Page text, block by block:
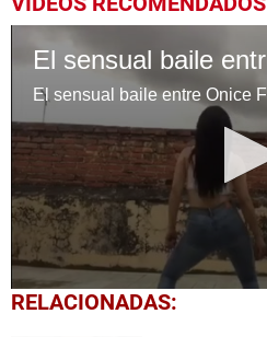
0
seconds
RELACIONADAS: